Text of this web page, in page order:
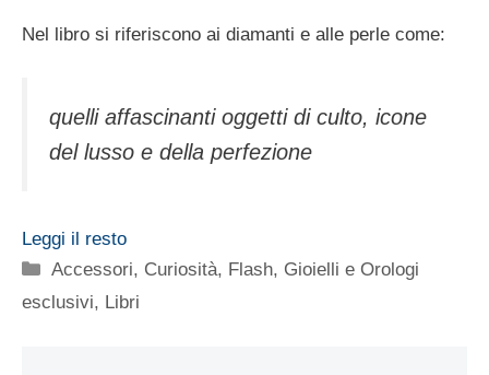
Nel libro si riferiscono ai diamanti e alle perle come:
quelli affascinanti oggetti di culto, icone
del lusso e della perfezione
Leggi il resto
Categorie
Accessori, Curiosità, Flash, Gioielli e Orologi
esclusivi, Libri